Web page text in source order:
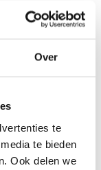
Over
te
te bieden
Ook delen we